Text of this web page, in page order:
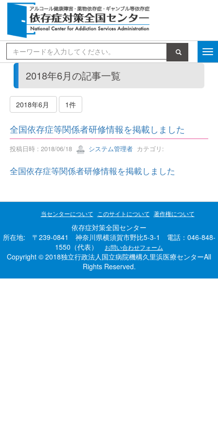
検索
2018年6月の記事一覧
2018年6月 1件
全国依存症等関係者研修情報を掲載しました
投稿日時 : 2018/06/18 システム管理者 カテゴリ:
全国依存症等関係者研修情報を掲載しました
当センターについて このサイトについて 著作権について
依存症対策全国センター
所在地: 〒239-0841 神奈川県横須賀市野比5-3-1 電話：046-848-
1550（代表）
お問い合わせフォーム
Copyright © 2018独立行政法人国立病院機構久里浜医療センターAll
Rights Reserved.